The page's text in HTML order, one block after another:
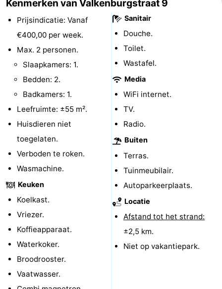
Nieuws
Medische
adressen
Regio
Zeeland
Schouwen-
Duiveland
-
Renesse
-
Brouwershaven
-
Bruinisse
Zierikzee
-
Natuur
Oosterschelde
Burgh
Haamstede
-
Natuur
Walcheren
Kenmerken van Valkenburgstraat 9
Prijsindicatie: Vanaf
€400,00 per week.
Max. 2 personen.
Slaapkamers: 1.
Bedden: 2.
Badkamers: 1.
Leefruimte: ±55 m².
Huisdieren niet
toegelaten.
Verboden te roken.
Wasmachine.
Keuken
Koelkast.
Vriezer.
Koffieapparaat.
Waterkoker.
Broodrooster.
Vaatwasser.
Sanitair
Douche.
Toilet.
Wastafel.
Media
WiFi internet.
TV.
Radio.
Buiten
Terras.
Tuinmeubilair.
Autoparkeerplaats.
Locatie
Afstand tot het strand:
±2,5 km.
Niet op vakantiepark.